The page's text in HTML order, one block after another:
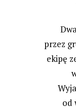
przez
ekipę
od